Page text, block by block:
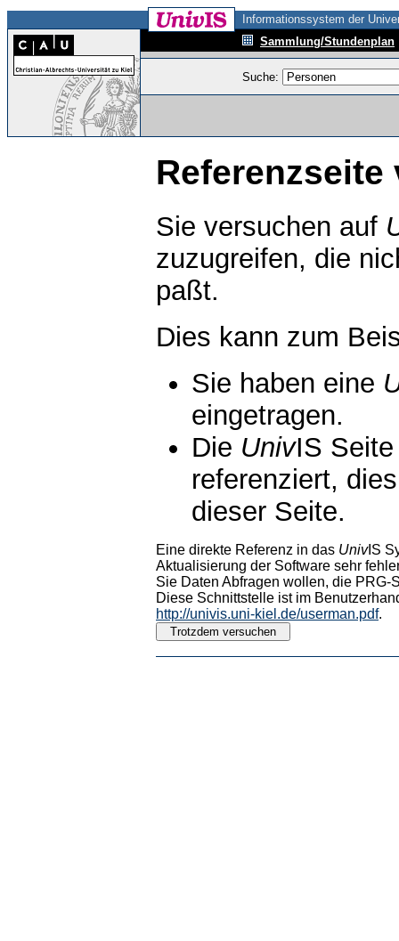
Informationssystem der
Sammlung/Stundenplan
Suche:
Referenzseite
Sie versuchen auf
zuzugreifen, die
paßt.
Dies kann zum
Sie haben eine
eingetragen.
Die UnivIS
referenziert,
dieser Seite.
Eine direkte Referenz in das UnivIS
Aktualisierung der Software sehr
Sie Daten Abfragen wollen, die PRG-
Diese Schnittstelle ist im
http://univis.uni-kiel.de/userman.pdf.